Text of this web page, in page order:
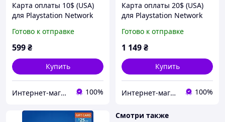
Карта оплаты 10$ (USA)
для Playstation Network
Store, PSN)
Готово к отправке
599₴
Купить
Интернет-магазин "KeyStoreGame" 100%
Карта оплаты 20$ (USA)
для Playstation Network
Store, PSN)
Готово к отправке
1 149₴
Купить
Интернет-магазин "KeyStoreGame" 100%
Смотри также